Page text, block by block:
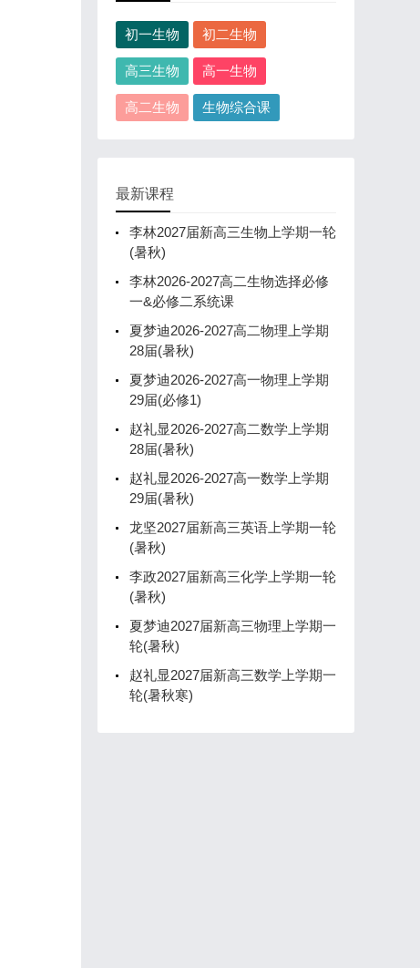
初一生物 初二生物
高三生物 高一生物
高二生物 生物综合课
最新课程
李林2027届新高三生物上学期一轮
(暑秋)
李林2026-2027高二生物选择必修
一&必修二系统课
夏梦迪2026-2027高二物理上学期
28届(暑秋)
夏梦迪2026-2027高一物理上学期
29届(必修1)
赵礼显2026-2027高二数学上学期
28届(暑秋)
赵礼显2026-2027高一数学上学期
29届(暑秋)
龙坚2027届新高三英语上学期一轮
(暑秋)
李政2027届新高三化学上学期一轮
(暑秋)
夏梦迪2027届新高三物理上学期一
轮(暑秋)
赵礼显2027届新高三数学上学期一
轮(暑秋寒)